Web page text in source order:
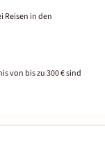
Reisen in den
von bis zu 300 € sind